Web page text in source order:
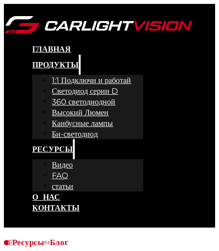
ГЛАВНАЯ
ПРОДУКТЫ
1:1 Подключи и работай
Светодиод серии D
360 светодиодной
Высокий Люмен
Канбусные лампы
Би-светодиод
РЕСУРСЫ
Видео
FAQ
статьи
О НАС
КОНТАКТЫ
Ресурсы>>Блог